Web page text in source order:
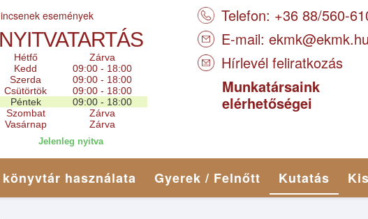
események
NYITVATARTÁS
Hétfő
Zárva
Kedd
09:00 - 18:00
Szerda
09:00 - 18:00
Csütörtök
09:00 - 18:00
Péntek
09:00 - 18:00
Szombat
Zárva
Vasárnap
Zárva
Jelenleg nyitva
Telefon: +36 88/560-
E-mail: ekmk@ekmk.hu
Hírlevél feliratkozás
Munkatársaink
elérhetőségei
használata Gyerek / Felnőtt Kutatás